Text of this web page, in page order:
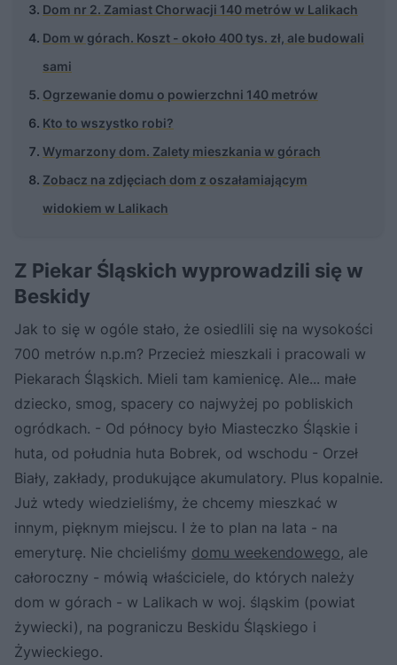
Dom nr 2. Zamiast Chorwacji 140 metrów w Lalikach
Dom w górach. Koszt - około 400 tys. zł, ale budowali
sami
Ogrzewanie domu o powierzchni 140 metrów
Kto to wszystko robi?
Wymarzony dom. Zalety mieszkania w górach
Zobacz na zdjęciach dom z oszałamiającym
widokiem w Lalikach
Z Piekar Śląskich wyprowadzili się w
Beskidy
Jak to się w ogóle stało, że osiedlili się na wysokości
700 metrów n.p.m? Przecież mieszkali i pracowali w
Piekarach Śląskich. Mieli tam kamienicę. Ale... małe
dziecko, smog, spacery co najwyżej po pobliskich
ogródkach. - Od północy było Miasteczko Śląskie i
huta, od południa huta Bobrek, od wschodu - Orzeł
Biały, zakłady, produkujące akumulatory. Plus kopalnie.
Już wtedy wiedzieliśmy, że chcemy mieszkać w
innym, pięknym miejscu. I że to plan na lata - na
emeryturę. Nie chcieliśmy domu weekendowego, ale
całoroczny - mówią właściciele, do których należy
dom w górach - w Lalikach w woj. śląskim (powiat
żywiecki), na pograniczu Beskidu Śląskiego i
Żywieckiego.